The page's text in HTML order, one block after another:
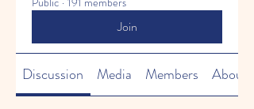
Join
Discussion Media Members About